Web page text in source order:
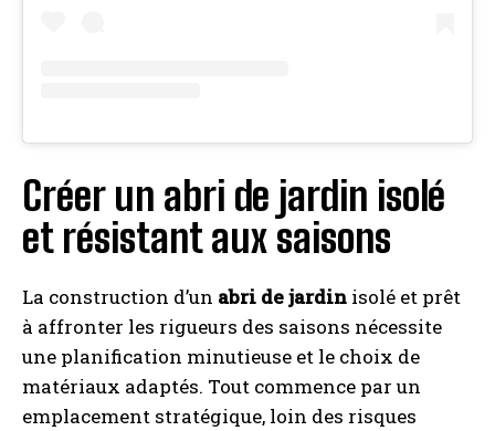
Créer un abri de jardin isolé
et résistant aux saisons
La construction d’un abri de jardin isolé et prêt
à affronter les rigueurs des saisons nécessite
une planification minutieuse et le choix de
matériaux adaptés. Tout commence par un
emplacement stratégique, loin des risques